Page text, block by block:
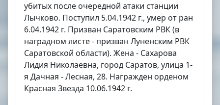
убитых после очередной атаки станции
Лычково. Поступил 5.04.1942 г., умер от ран
6.04.1942 г. Призван Саратовским РВК (в
наградном листе - призван Луненским РВК
Саратовской области). Жена - Сахарова
Лидия Николаевна, город Саратов, улица 1-
я Дачная - Лесная, 28. Награжден орденом
Красная Звезда 10.06.1942 г.